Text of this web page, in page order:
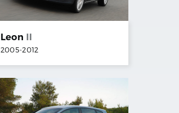
Leon II
2005-2012